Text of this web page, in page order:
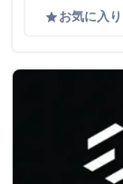
gradeお気に入り